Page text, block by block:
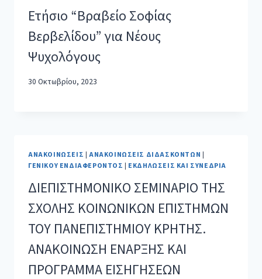
Ετήσιο “Βραβείο Σοφίας
Βερβελίδου” για Νέους
Ψυχολόγους
30 Οκτωβρίου, 2023
ΑΝΑΚΟΙΝΏΣΕΙΣ | ΑΝΑΚΟΙΝΏΣΕΙΣ ΔΙΔΑΣΚΌΝΤΩΝ |
ΓΕΝΙΚΟΎ ΕΝΔΙΑΦΈΡΟΝΤΟΣ | ΕΚΔΗΛΏΣΕΙΣ ΚΑΙ ΣΥΝΈΔΡΙΑ
ΔΙΕΠΙΣΤΗΜΟΝΙΚΟ ΣΕΜΙΝΑΡΙΟ ΤΗΣ
ΣΧΟΛΗΣ ΚΟΙΝΩΝΙΚΩΝ ΕΠΙΣΤΗΜΩΝ
ΤΟΥ ΠΑΝΕΠΙΣΤΗΜΙΟΥ ΚΡΗΤΗΣ.
ΑΝΑΚΟΙΝΩΣΗ ΕΝΑΡΞΗΣ ΚΑΙ
ΠΡΟΓΡΑΜΜΑ ΕΙΣΗΓΗΣΕΩΝ